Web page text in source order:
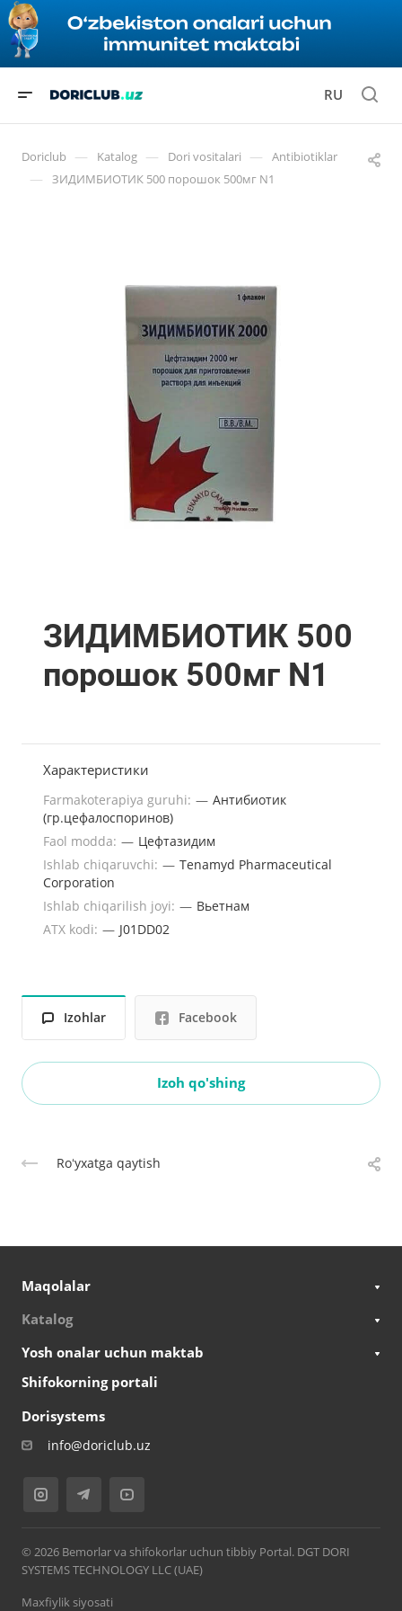
RU
Doriclub — Katalog — Dori vositalari — Antibiotiklar
— ЗИДИМБИОТИК 500 порошок 500мг N1
ЗИДИМБИОТИК 500
порошок 500мг N1
Характеристики
Farmakoterapiya guruhi: — Антибиотик
(гр.цефалоспоринов)
Faol modda: — Цефтазидим
Ishlab chiqaruvchi: — Tenamyd Pharmaceutical
Corporation
Ishlab chiqarilish joyi: — Вьетнам
ATX kodi: — J01DD02
Izohlar Facebook
Izoh qo'shing
Roʻyxatga qaytish
Maqolalar
Katalog
Yosh onalar uchun maktab
Shifokorning portali
Dorisystems
info@doriclub.uz
© 2026 Bemorlar va shifokorlar uchun tibbiy Portal. DGT DORI
SYSTEMS TECHNOLOGY LLC (UAE)
Maxfiylik siyosati